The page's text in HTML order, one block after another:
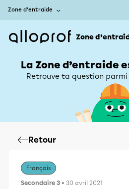
Zone d’entraide
Zone
La Zone d’entraide
Retrouve ta question parmi
Retour
Français
Secondaire 3 • 30 avril 2021